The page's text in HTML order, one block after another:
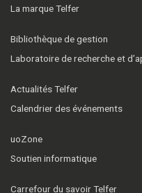
La marque Telfer
Bibliothèque de gestion
Laboratoire de recherche et
Actualités Telfer
Calendrier des événements
uoZone
Soutien informatique
Carrefour du savoir Telfer